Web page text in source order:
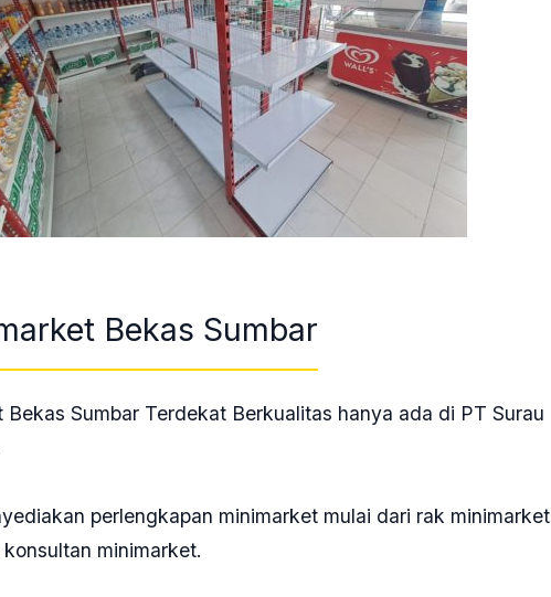
Bekas Sumbar
Bekas Sumbar Terdekat Berkualitas hanya ada di PT Surau
perlengkapan minimarket mulai dari rak minimarket
minimarket.